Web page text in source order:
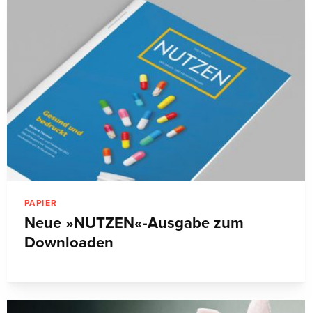
PAPIER
Neue »NUTZEN«-Ausgabe zum
Downloaden